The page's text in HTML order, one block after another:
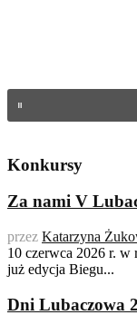
Konkursy
Za nami V
przez Katarzyna
10 czerwca 2026 r. w
już edycja Biegu...
Dni Lubaczowa